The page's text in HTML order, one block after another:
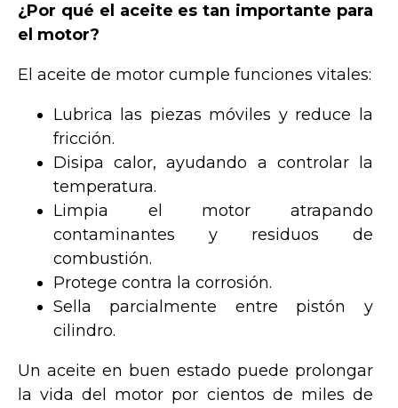
¿Por qué el aceite es tan importante para
el motor?
El aceite de motor cumple funciones vitales:
Lubrica las piezas móviles y reduce la
fricción.
Disipa calor, ayudando a controlar la
temperatura.
Limpia el motor atrapando
contaminantes y residuos de
combustión.
Protege contra la corrosión.
Sella parcialmente entre pistón y
cilindro.
Un aceite en buen estado puede prolongar
la vida del motor por cientos de miles de